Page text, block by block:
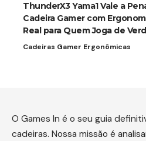
ThunderX3 Yama1 Vale a
Cadeira Gamer com
Real para Quem Joga de
Cadeiras Gamer Ergonômicas
O Games In é o seu guia
cadeiras. Nossa missão é